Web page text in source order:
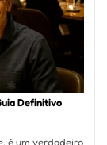
Definitivo
é um verdadeiro